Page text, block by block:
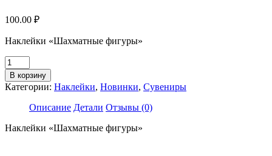
100.00 ₽
Наклейки «Шахматные фигуры»
Количество
товара
Наклейки
"Шахматные
фигуры"
В корзину
Категории: Наклейки, Новинки, Сувениры
Описание Детали Отзывы (0)
Наклейки «Шахматные фигуры»